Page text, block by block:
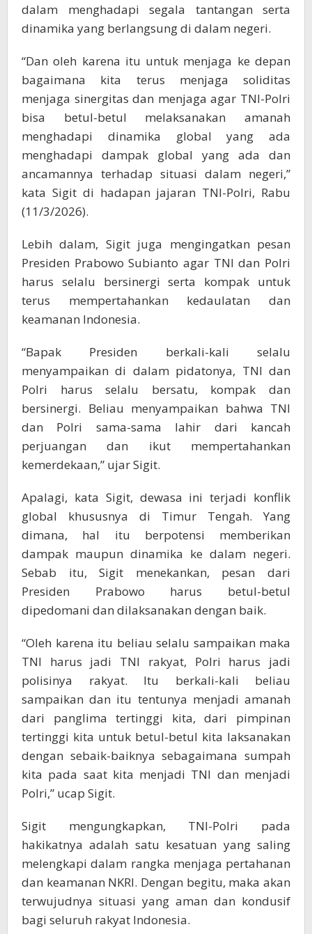
dalam menghadapi segala tantangan serta
dinamika yang berlangsung di dalam negeri.
“Dan oleh karena itu untuk menjaga ke depan
bagaimana kita terus menjaga soliditas
menjaga sinergitas dan menjaga agar TNI-Polri
bisa betul-betul melaksanakan amanah
menghadapi dinamika global yang ada
menghadapi dampak global yang ada dan
ancamannya terhadap situasi dalam negeri,”
kata Sigit di hadapan jajaran TNI-Polri, Rabu
(11/3/2026).
Lebih dalam, Sigit juga mengingatkan pesan
Presiden Prabowo Subianto agar TNI dan Polri
harus selalu bersinergi serta kompak untuk
terus mempertahankan kedaulatan dan
keamanan Indonesia.
“Bapak Presiden berkali-kali selalu
menyampaikan di dalam pidatonya, TNI dan
Polri harus selalu bersatu, kompak dan
bersinergi. Beliau menyampaikan bahwa TNI
dan Polri sama-sama lahir dari kancah
perjuangan dan ikut mempertahankan
kemerdekaan,” ujar Sigit.
Apalagi, kata Sigit, dewasa ini terjadi konflik
global khususnya di Timur Tengah. Yang
dimana, hal itu berpotensi memberikan
dampak maupun dinamika ke dalam negeri.
Sebab itu, Sigit menekankan, pesan dari
Presiden Prabowo harus betul-betul
dipedomani dan dilaksanakan dengan baik.
“Oleh karena itu beliau selalu sampaikan maka
TNI harus jadi TNI rakyat, Polri harus jadi
polisinya rakyat. Itu berkali-kali beliau
sampaikan dan itu tentunya menjadi amanah
dari panglima tertinggi kita, dari pimpinan
tertinggi kita untuk betul-betul kita laksanakan
dengan sebaik-baiknya sebagaimana sumpah
kita pada saat kita menjadi TNI dan menjadi
Polri,” ucap Sigit.
Sigit mengungkapkan, TNI-Polri pada
hakikatnya adalah satu kesatuan yang saling
melengkapi dalam rangka menjaga pertahanan
dan keamanan NKRI. Dengan begitu, maka akan
terwujudnya situasi yang aman dan kondusif
bagi seluruh rakyat Indonesia.